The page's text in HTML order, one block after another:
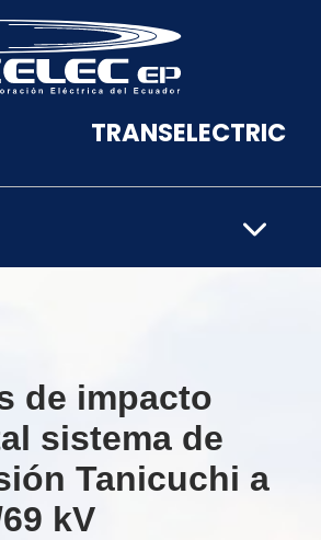
TRANSELECTRIC
de impacto
sistema de
Tanicuchi a
kV